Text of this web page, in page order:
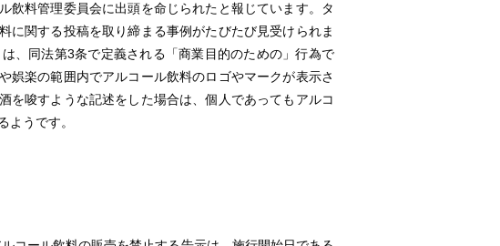
飲料管理委員会に出頭を命じられたと報じています。タ
に関する投稿を取り締まる事例がたびたび見受けられま
、同法第3条で定義される「商業目的のための」行為で
娯楽の範囲内でアルコール飲料のロゴやマークが表示さ
を唆すような記述をした場合は、個人であってもアルコ
ようです。